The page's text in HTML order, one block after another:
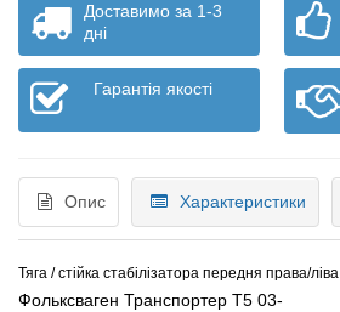
Доставимо за 1-3
дні
Гарантія якості
Опис Характеристики
Тяга / стійка стабілізатора передня права/ліва
Фольксваген Транспортер Т5 03-